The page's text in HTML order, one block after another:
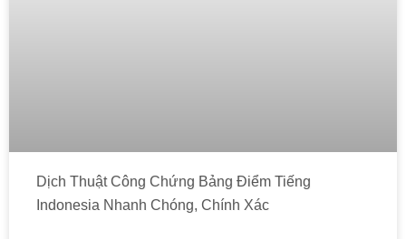
Dịch Thuật Công Chứng Bảng Điểm Tiếng
Indonesia Nhanh Chóng, Chính Xác